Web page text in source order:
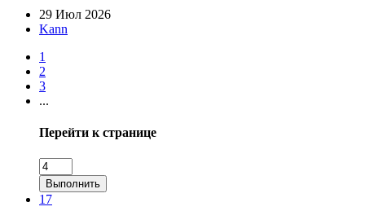
29 Июл 2026
Kann
1
2
3
...
Перейти к странице
Выполнить
17